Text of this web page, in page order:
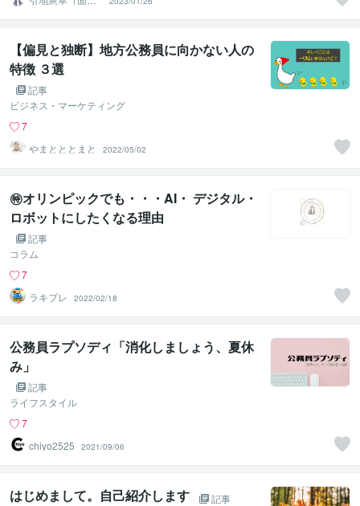
トレーナーnori
さん）
【偏見と独断】地方公務員に向かない人の
特徴 ３選
記事
ビジネス・マーケティング
7
やまとととまと
2022/05/02
㊕オリンピックでも・・・AI・ デジタル・
ロボットにしたくなる理由
記事
コラム
7
ラキプレ
2022/02/18
公務員ラプソディ「消化しましょう、夏休
み」
記事
ライフスタイル
7
chiyo2525
2021/09/06
はじめまして。自己紹介します
記事